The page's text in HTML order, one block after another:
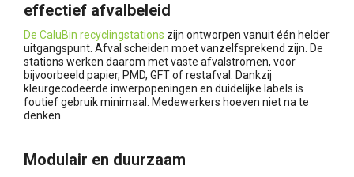
effectief afvalbeleid
De CaluBin recyclingstations zijn ontworpen vanuit één helder
uitgangspunt. Afval scheiden moet vanzelfsprekend zijn. De
stations werken daarom met vaste afvalstromen, voor
bijvoorbeeld papier, PMD, GFT of restafval. Dankzij
kleurgecodeerde inwerpopeningen en duidelijke labels is
foutief gebruik minimaal. Medewerkers hoeven niet na te
denken.
Modulair en duurzaam